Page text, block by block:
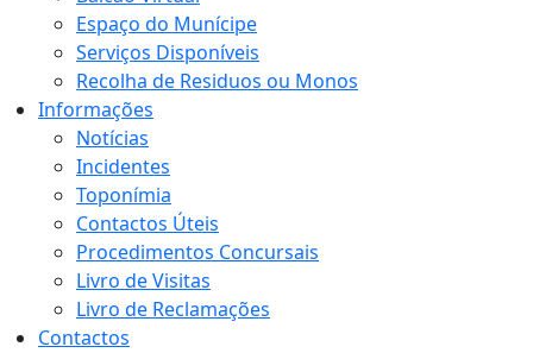
Espaço do Munícipe
Serviços Disponíveis
Recolha de Residuos ou Monos
Informações
Notícias
Incidentes
Toponímia
Contactos Úteis
Procedimentos Concursais
Livro de Visitas
Livro de Reclamações
Contactos